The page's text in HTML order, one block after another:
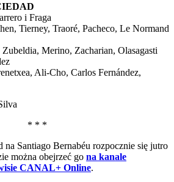
i Fraga
Tierney, Traoré​​​​​​​, Pacheco, Le Normand
Merino, Zacharian​​​​​​​, Olasagasti​​​​​​​
Ali-Cho, Carlos Fernández,
* * *
na Santiago Bernabéu rozpocznie się jutro
można obejrzeć go na kanale
CANAL+ Online.